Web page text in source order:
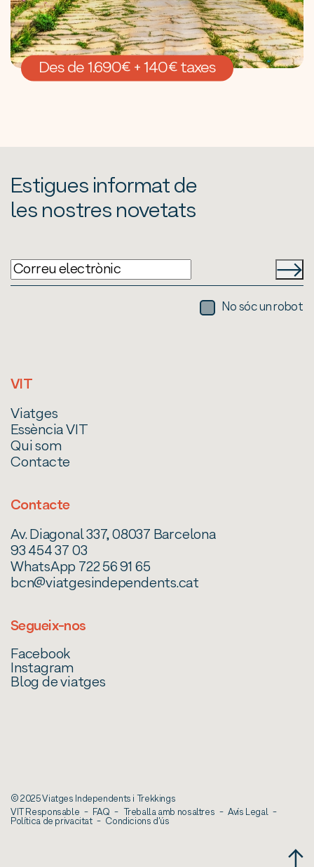
Des de 1.690€ + 140€ taxes
Estigues informat de
les nostres novetats
No sóc un robot
VIT
Viatges
Essència VIT
Qui som
Contacte
Contacte
Av. Diagonal 337, 08037 Barcelona
93 454 37 03
WhatsApp 722 56 91 65
bcn@viatgesindependents.cat
Segueix-nos
Facebook
Instagram
Blog de viatges
© 2025 Viatges Independents i Trekkings
VIT Responsable
FAQ Treballa amb nosaltres Avís Legal
Política de privacitat Condicions d'ús